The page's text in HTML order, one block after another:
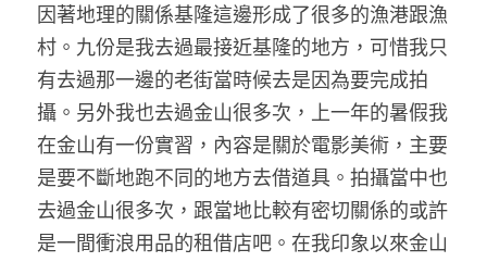
因著地理的關係基隆這邊形成了很多的漁港跟漁
村。九份是我去過最接近基隆的地方，可惜我只
有去過那一邊的老街當時候去是因為要完成拍
攝。另外我也去過金山很多次，上一年的暑假我
在金山有一份實習，內容是關於電影美術，主要
是要不斷地跑不同的地方去借道具。拍攝當中也
去過金山很多次，跟當地比較有密切關係的或許
是一間衝浪用品的租借店吧。在我印象以來金山